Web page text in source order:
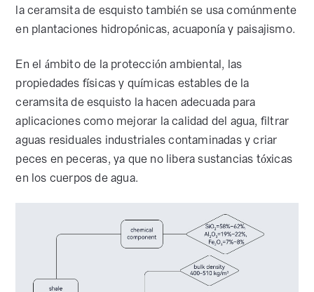
la ceramsita de esquisto también se usa comúnmente
en plantaciones hidropónicas, acuaponía y paisajismo.
En el ámbito de la protección ambiental, las
propiedades físicas y químicas estables de la
ceramsita de esquisto la hacen adecuada para
aplicaciones como mejorar la calidad del agua, filtrar
aguas residuales industriales contaminadas y criar
peces en peceras, ya que no libera sustancias tóxicas
en los cuerpos de agua.